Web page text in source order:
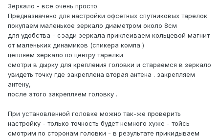
Зеркало - все очень просто
Предназначено для настройки офсетных спутниковых тарелок
покупаем маленькое зеркало диаметром около 8см
для удобства - сэади зеркала приклеиваем кольцевой магнит
от маленьких динамиков (спикера компа )
цепляем зеркало по центру тарелки
смотри в дырку для крепления головки и стараемся в зеркало
увидеть точку где закреплена вторая антена . закрепляем
антену,
после этого закрепляем головку .
При установленной головке можно так-же проверить
настройку - только точность будет немного хуже - тойсь
смотрим по сторонам головки - в результате прикидываем